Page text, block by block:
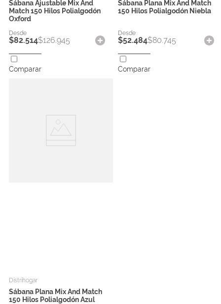
Sábana Ajustable Mix And
Match 150 Hilos Polialgodón
Oxford
$82.514$126.945
Comparar
Sábana Plana Mix And Match
150 Hilos Polialgodón Niebla
$52.484$80.745
Comparar
Distrihogar
Sábana Plana Mix And Match
150 Hilos Polialgodón Azul